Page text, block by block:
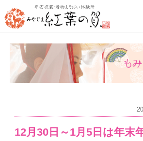
12月30日～1月5日は年末